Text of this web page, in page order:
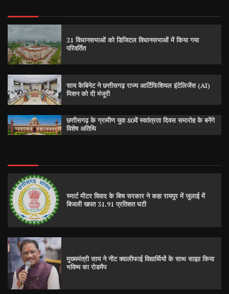
21 विधानसभाओं को डिजिटल विधानसभाओं में किया गया
परिवर्तित
साय कैबिनेट ने छत्तीसगढ़ राज्य आर्टिफिशियल इंटेलिजेंस (AI)
मिशन को दी मंजूरी
छत्तीसगढ़ के ग्रामीण युवा 80वें स्वतंत्रता दिवस समारोह के बनेंगे
विशेष अतिथि
स्मार्ट मीटर विवाद के बिच सरकार ने कहा रायपुर में जुलाई में
बिजली खपत 31.91 प्रतिशत घटी
मुख्यमंत्री साय ने नीट क्वालीफाई विद्यार्थियों के साथ साझा किया
भविष्य का रोडमैप